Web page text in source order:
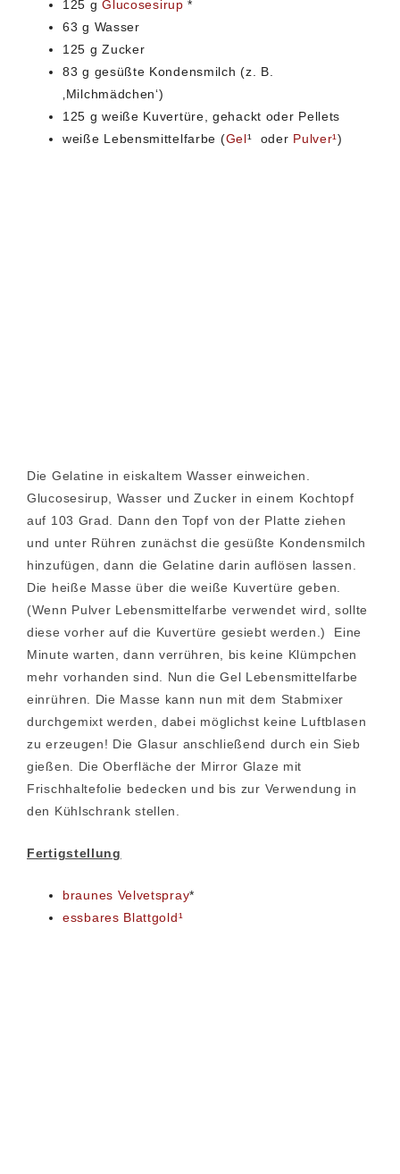
125 gGlucosesirup *
63 g Wasser
125 g Zucker
83 g gesüßte Kondensmilch (z. B.
‚Milchmädchen‘)
125 g weiße Kuvertüre, gehackt oder Pellets
weiße Lebensmittelfarbe (Gel¹ oder Pulver¹)
Die Gelatine in eiskaltem Wasser einweichen.
Glucosesirup, Wasser und Zucker in einem Kochtopf
auf 103 Grad. Dann den Topf von der Platte ziehen
und unter Rühren zunächst die gesüßte Kondensmilch
hinzufügen, dann die Gelatine darin auflösen lassen.
Die heiße Masse über die weiße Kuvertüre geben.
(Wenn Pulver Lebensmittelfarbe verwendet wird, sollte
diese vorher auf die Kuvertüre gesiebt werden.) Eine
Minute warten, dann verrühren, bis keine Klümpchen
mehr vorhanden sind. Nun die Gel Lebensmittelfarbe
einrühren. Die Masse kann nun mit dem Stabmixer
durchgemixt werden, dabei möglichst keine Luftblasen
zu erzeugen! Die Glasur anschließend durch ein Sieb
gießen. Die Oberfläche der Mirror Glaze mit
Frischhaltefolie bedecken und bis zur Verwendung in
den Kühlschrank stellen.
Fertigstellung
braunes Velvetspray*
essbares Blattgold¹